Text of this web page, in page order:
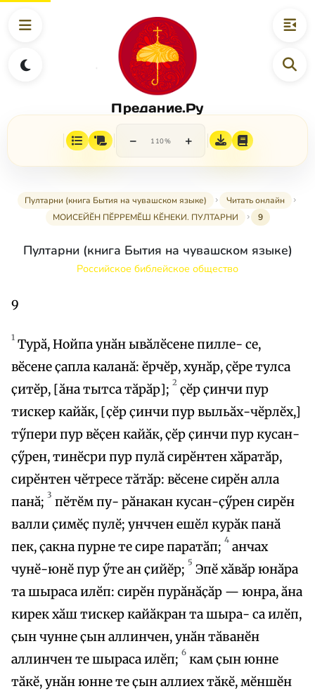
Предание.Ру
− 110% +
Пултарни (книга Бытия на чувашском языке)
Читать онлайн
МОИСЕЙӖН ПӖРРЕМӖШ КӖНЕКИ. ПУЛТАРНИ
9
Пултарни (книга Бытия на чувашском языке)
Российское библейское общество
9
1 Турӑ, Нойпа унӑн ывӑлӗсене пилле- се,
вӗсене ҫапла каланӑ: ӗрчӗр, хунӑр, ҫӗре тулса
ҫитӗр, [ӑна тытса тӑрӑр]; 2 ҫӗр ҫинчи пур
тискер кайӑк, [ҫӗр ҫинчи пур выльӑх-чӗрлӗх,]
тӳпери пур вӗҫен кайӑк, ҫӗр ҫинчи пур кусан-
ҫӳрен, тинӗсри пур пулӑ сирӗнтен хӑратӑр,
сирӗнтен чӗтресе тӑтӑр: вӗсене сирӗн алла
панӑ; 3 пӗтӗм пу- рӑнакан кусан-ҫӳрен сирӗн
валли ҫимӗҫ пулӗ; унччен ешӗл курӑк панӑ
пек, ҫакна пурне те сире паратӑп; 4 анчах
чунӗ-юнӗ пур ӳте ан ҫийӗр; 5 Эпӗ хӑвӑр юнӑра
та шыраса илӗп: сирӗн пурӑнӑҫӑр — юнра, ӑна
кирек хӑш тискер кайӑкран та шыра- са илӗп,
ҫын чунне ҫын аллинчен, унӑн тӑванӗн
аллинчен те шыраса илӗп; 6 кам ҫын юнне
тӑкӗ, унӑн юнне те ҫын аллиех тӑкӗ, мӗншӗн